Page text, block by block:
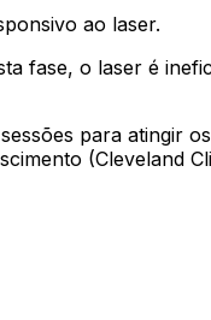
ao laser.
fase, o laser é
para atingir
(Cleveland